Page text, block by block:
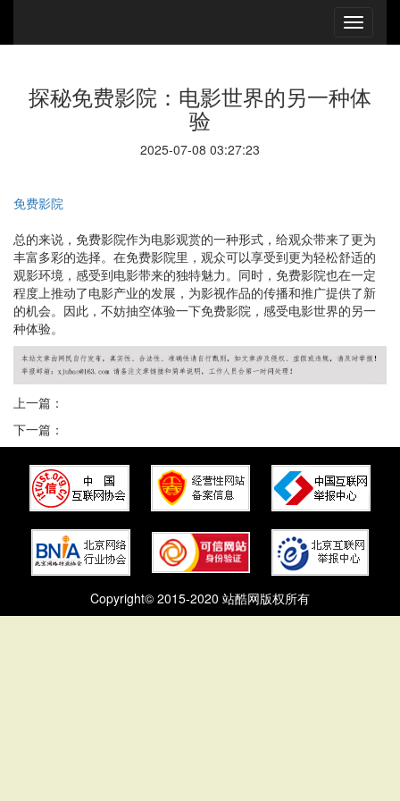
探秘免费影院：电影世界的另一种体
验
2025-07-08 03:27:23
免费影院
总的来说，免费影院作为电影观赏的一种形式，给观众带来了更为
丰富多彩的选择。在免费影院里，观众可以享受到更为轻松舒适的
观影环境，感受到电影带来的独特魅力。同时，免费影院也在一定
程度上推动了电影产业的发展，为影视作品的传播和推广提供了新
的机会。因此，不妨抽空体验一下免费影院，感受电影世界的另一
种体验。
上一篇：
下一篇：
Copyright© 2015-2020 站酷网版权所有